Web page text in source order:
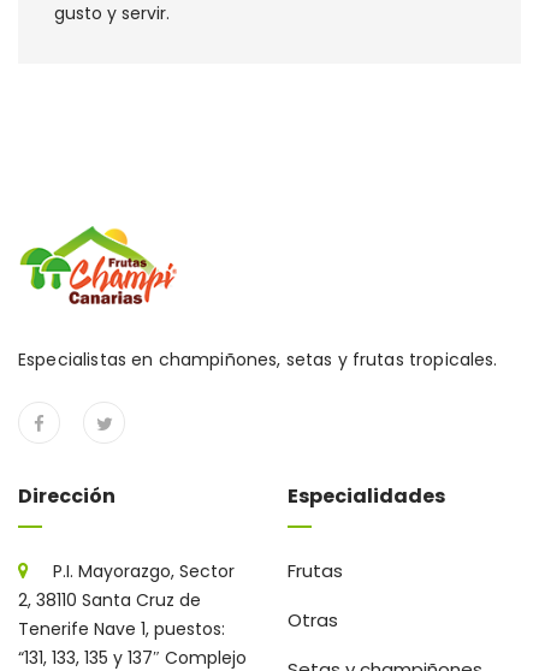
gusto y servir.
Especialistas en champiñones, setas y frutas tropicales.
Dirección
P.I. Mayorazgo, Sector
2, 38110 Santa Cruz de
Tenerife Nave 1, puestos:
“131, 133, 135 y 137″ Complejo
Especialidades
Frutas
Otras